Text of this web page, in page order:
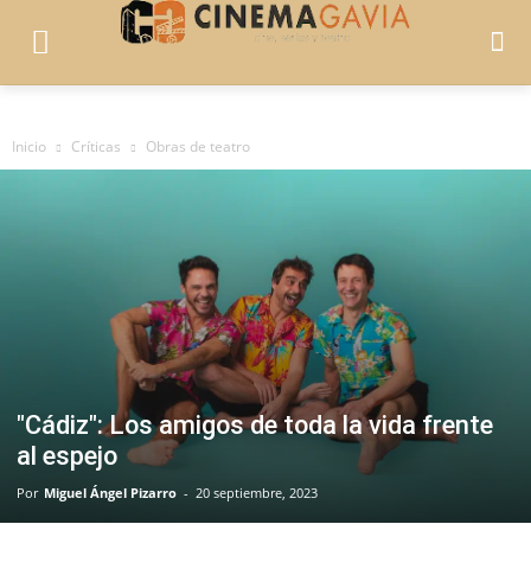
Inicio Críticas Obras de teatro
"Cádiz": Los amigos de toda la vida frente
al espejo
Por Miguel Ángel Pizarro - 20 septiembre, 2023